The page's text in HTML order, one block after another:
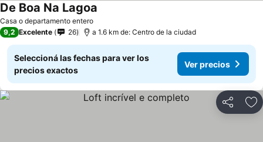
Casa o departamento entero
De Boa Na Lagoa
9,2 Excelente 26 a 1.6 km de: Centro de la ciudad
Seleccioná las fechas para ver los
precios exactos
Ver precios
Compartir